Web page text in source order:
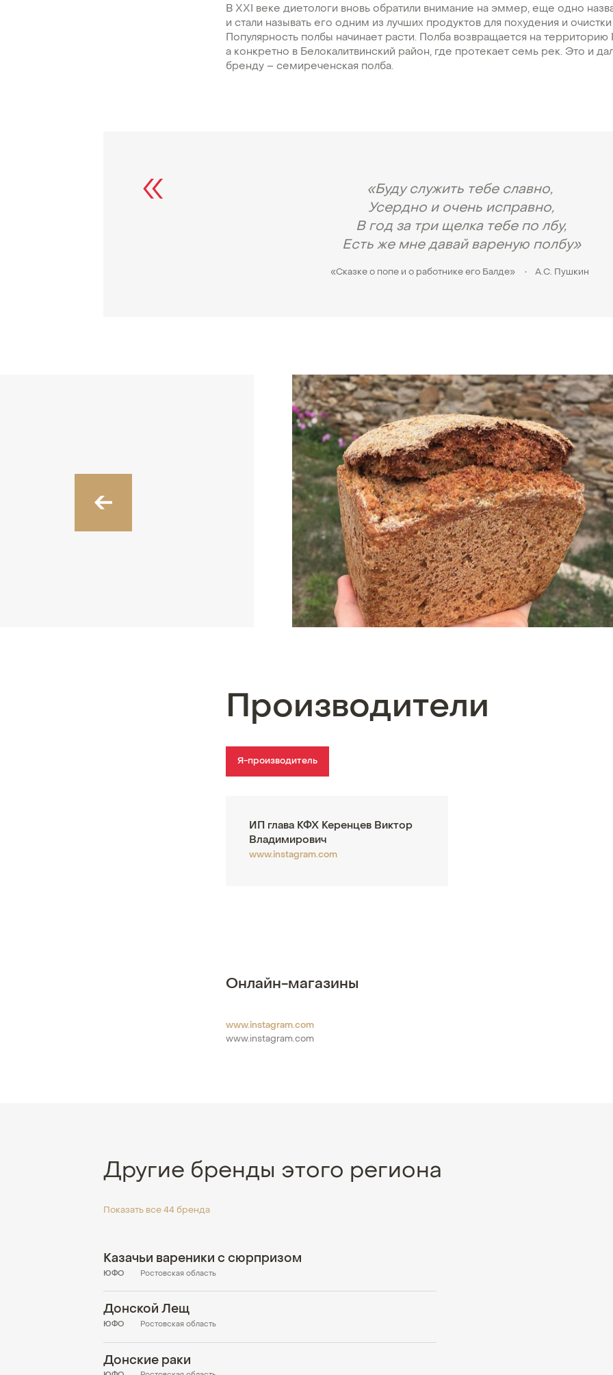
В XXI веке диетологи вновь обратили внимание на эммер, еще одно
и стали называть его одним из лучших продуктов для похудения и
Популярность полбы начинает расти. Полба возвращается на территорию
а конкретно в Белокалитвинский район, где протекает семь рек. Это и
бренду – семиреченская полба.
«Буду служить тебе славно,
Усердно и очень исправно,
В год за три щелка тебе по лбу,
Есть же мне давай вареную полбу»
«Сказке о попе и о работнике его Балде» • А.С. Пушкин
‹
Производители
Я-производитель
ИП глава КФХ Керенцев Виктор
Владимирович
www.instagram.com
Онлайн-магазины
www.instagram.com
www.instagram.com
Другие бренды этого региона
Показать все 44 бренда
Ростовская область
Казачьи вареники с сюрпризом
ЮФО
Ростовская область
Донской Лещ
ЮФО
Донские раки